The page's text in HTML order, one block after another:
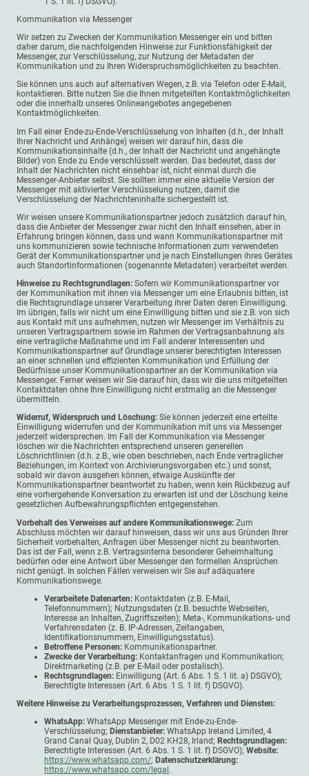
Kommunikation via Messenger
Wir setzen zu Zwecken der Kommunikation Messenger ein und bitten
daher darum, die nachfolgenden Hinweise zur Funktionsfähigkeit der
Messenger, zur Verschlüsselung, zur Nutzung der Metadaten der
Kommunikation und zu Ihren Widerspruchsmöglichkeiten zu beachten.
Sie können uns auch auf alternativen Wegen, z.B. via Telefon oder E-Mail,
kontaktieren. Bitte nutzen Sie die Ihnen mitgeteilten Kontaktmöglichkeiten
oder die innerhalb unseres Onlineangebotes angegebenen
Kontaktmöglichkeiten.
Im Fall einer Ende-zu-Ende-Verschlüsselung von Inhalten (d.h., der Inhalt
Ihrer Nachricht und Anhänge) weisen wir darauf hin, dass die
Kommunikationsinhalte (d.h., der Inhalt der Nachricht und angehängte
Bilder) von Ende zu Ende verschlüsselt werden. Das bedeutet, dass der
Inhalt der Nachrichten nicht einsehbar ist, nicht einmal durch die
Messenger-Anbieter selbst. Sie sollten immer eine aktuelle Version der
Messenger mit aktivierter Verschlüsselung nutzen, damit die
Verschlüsselung der Nachrichteninhalte sichergestellt ist.
Wir weisen unsere Kommunikationspartner jedoch zusätzlich darauf hin,
dass die Anbieter der Messenger zwar nicht den Inhalt einsehen, aber in
Erfahrung bringen können, dass und wann Kommunikationspartner mit
uns kommunizieren sowie technische Informationen zum verwendeten
Gerät der Kommunikationspartner und je nach Einstellungen ihres Gerätes
auch Standortinformationen (sogenannte Metadaten) verarbeitet werden.
Hinweise zu Rechtsgrundlagen: Sofern wir Kommunikationspartner vor
der Kommunikation mit ihnen via Messenger um eine Erlaubnis bitten, ist
die Rechtsgrundlage unserer Verarbeitung ihrer Daten deren Einwilligung.
Im übrigen, falls wir nicht um eine Einwilligung bitten und sie z.B. von sich
aus Kontakt mit uns aufnehmen, nutzen wir Messenger im Verhältnis zu
unseren Vertragspartnern sowie im Rahmen der Vertragsanbahnung als
eine vertragliche Maßnahme und im Fall anderer Interessenten und
Kommunikationspartner auf Grundlage unserer berechtigten Interessen
an einer schnellen und effizienten Kommunikation und Erfüllung der
Bedürfnisse unser Kommunikationspartner an der Kommunikation via
Messenger. Ferner weisen wir Sie darauf hin, dass wir die uns mitgeteilten
Kontaktdaten ohne Ihre Einwilligung nicht erstmalig an die Messenger
übermitteln.
Widerruf, Widerspruch und Löschung: Sie können jederzeit eine erteilte
Einwilligung widerrufen und der Kommunikation mit uns via Messenger
jederzeit widersprechen. Im Fall der Kommunikation via Messenger
löschen wir die Nachrichten entsprechend unseren generellen
Löschrichtlinien (d.h. z.B., wie oben beschrieben, nach Ende vertraglicher
Beziehungen, im Kontext von Archivierungsvorgaben etc.) und sonst,
sobald wir davon ausgehen können, etwaige Auskünfte der
Kommunikationspartner beantwortet zu haben, wenn kein Rückbezug auf
eine vorhergehende Konversation zu erwarten ist und der Löschung keine
gesetzlichen Aufbewahrungspflichten entgegenstehen.
Vorbehalt des Verweises auf andere Kommunikationswege: Zum
Abschluss möchten wir darauf hinweisen, dass wir uns aus Gründen Ihrer
Sicherheit vorbehalten, Anfragen über Messenger nicht zu beantworten.
Das ist der Fall, wenn z.B. Vertragsinterna besonderer Geheimhaltung
bedürfen oder eine Antwort über Messenger den formellen Ansprüchen
nicht genügt. In solchen Fällen verweisen wir Sie auf adäquatere
Kommunikationswege.
Verarbeitete Datenarten: Kontaktdaten (z.B. E-Mail,
Telefonnummern); Nutzungsdaten (z.B. besuchte Webseiten,
Interesse an Inhalten, Zugriffszeiten); Meta-, Kommunikations- und
Verfahrensdaten (z. B. IP-Adressen, Zeitangaben,
Identifikationsnummern, Einwilligungsstatus).
Betroffene Personen: Kommunikationspartner.
Zwecke der Verarbeitung: Kontaktanfragen und Kommunikation;
Direktmarketing (z.B. per E-Mail oder postalisch).
Rechtsgrundlagen: Einwilligung (Art. 6 Abs. 1 S. 1 lit. a) DSGVO);
Berechtigte Interessen (Art. 6 Abs. 1 S. 1 lit. f) DSGVO).
Weitere Hinweise zu Verarbeitungsprozessen, Verfahren und Diensten:
WhatsApp: WhatsApp Messenger mit Ende-zu-Ende-
Verschlüsselung; Dienstanbieter: WhatsApp Ireland Limited, 4
Grand Canal Quay, Dublin 2, D02 KH28, Irland; Rechtsgrundlagen:
Berechtigte Interessen (Art. 6 Abs. 1 S. 1 lit. f) DSGVO); Website:
https://www.whatsapp.com/; Datenschutzerklärung:
https://www.whatsapp.com/legal .